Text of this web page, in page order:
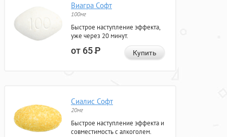
Виагра Софт
100мг
Быстрое наступление эффекта,
уже через 20 минут.
от 65Р Купить
Сиалис Софт
20мг
Быстрое наступление эффекта и
совместимость с алкоголем.